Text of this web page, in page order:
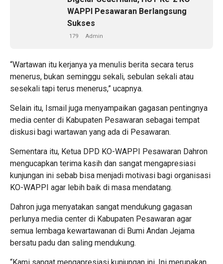
WAPPI Pesawaran Berlangsung
Sukses
179 Admin
“Wartawan itu kerjanya ya menulis berita secara terus
menerus, bukan seminggu sekali, sebulan sekali atau
sesekali tapi terus menerus,” ucapnya.
Selain itu, Ismail juga menyampaikan gagasan pentingnya
media center di Kabupaten Pesawaran sebagai tempat
diskusi bagi wartawan yang ada di Pesawaran.
Sementara itu, Ketua DPD KO-WAPPI Pesawaran Dahron
mengucapkan terima kasih dan sangat mengapresiasi
kunjungan ini sebab bisa menjadi motivasi bagi organisasi
KO-WAPPI agar lebih baik di masa mendatang.
Dahron juga menyatakan sangat mendukung gagasan
perlunya media center di Kabupaten Pesawaran agar
semua lembaga kewartawanan di Bumi Andan Jejama
bersatu padu dan saling mendukung.